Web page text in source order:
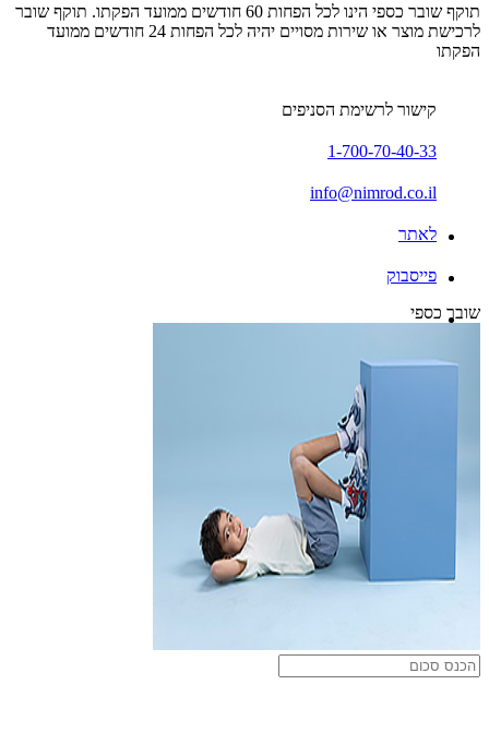
תוקף שובר כספי הינו לכל הפחות 60 חודשים ממועד הפקתו. תוקף שובר
לרכישת מוצר או שירות מסויים יהיה לכל הפחות 24 חודשים ממועד
הפקתו
קישור לרשימת הסניפים
1-700-70-40-33
info@nimrod.co.il
לאתר
פייסבוק
שובר כספי